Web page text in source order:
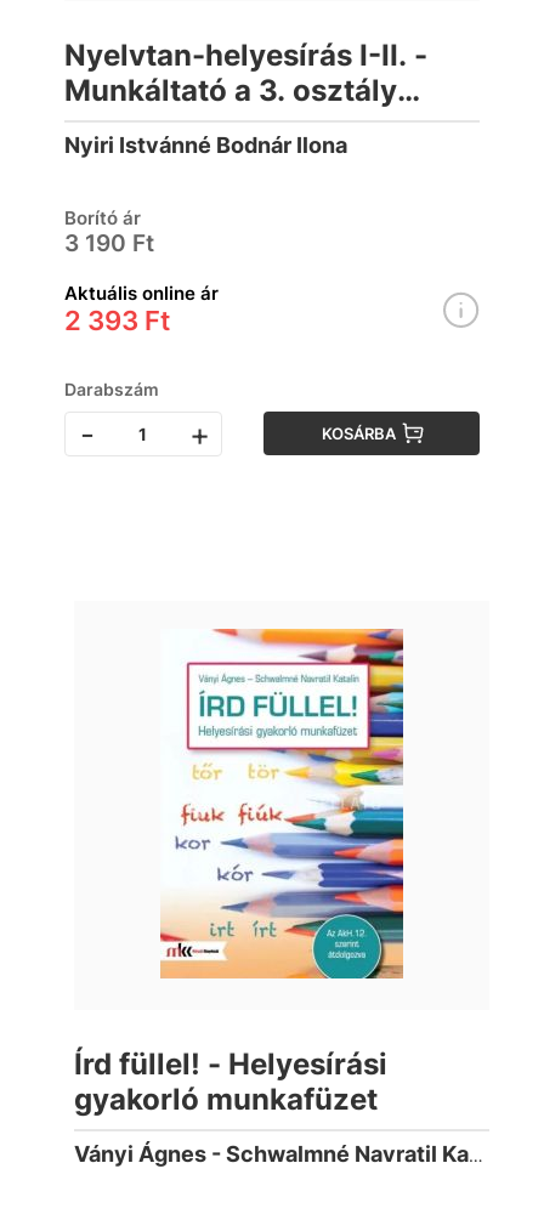
Nyelvtan-helyesírás I-II. -
Munkáltató a 3. osztály
számára
Nyiri Istvánné Bodnár Ilona
Borító ár
3 190 Ft
Aktuális online ár
2 393 Ft
Darabszám
- + KOSÁRBA
Írd füllel! - Helyesírási
gyakorló munkafüzet
Ványi Ágnes - Schwalmné Navratil Katalin